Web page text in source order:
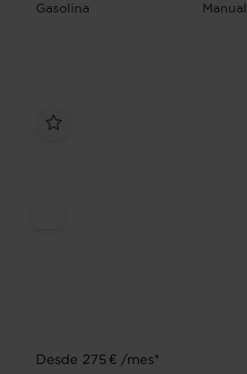
Gasolina
Manual
Desde 275 € /mes*